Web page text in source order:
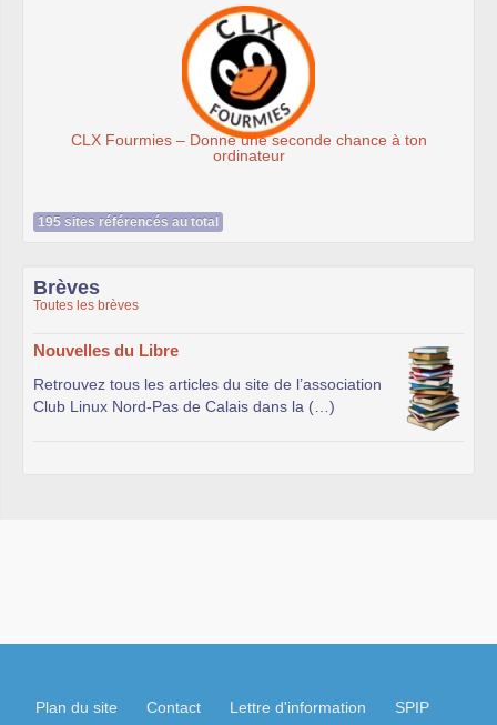
chance à ton Association Éthiciel
195 sites référencés au total
Brèves
Toutes les brèves
Nouvelles du Libre
Retrouvez tous les articles du site de l’association
Club Linux Nord-Pas de Calais dans la (…)
Plan du site Contact Lettre d'information SPIP